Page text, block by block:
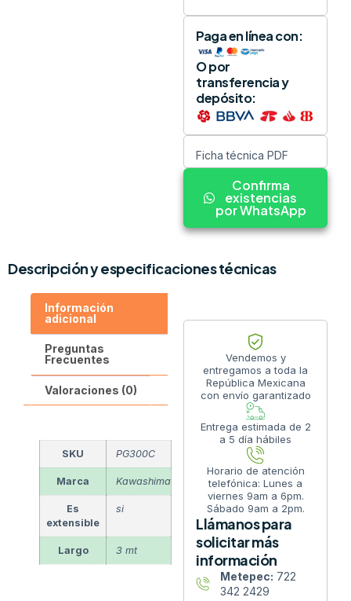
Paga en línea con:
O por
transferencia y
depósito:
Ficha técnica PDF
Confirma
existencias
por WhatsApp
Descripción y especificaciones técnicas
Información
adicional
Preguntas
Frecuentes
Valoraciones (0)
SKU PG300C
Marca Kawashima
Es
extensible
si
Largo 3 mt
Vendemos y
entregamos a toda la
República Mexicana
con envío garantizado
Entrega estimada de 2
a 5 día hábiles
Horario de atención
telefónica: Lunes a
viernes 9am a 6pm.
Sábado 9am a 2pm.
Llámanos para
solicitar más
información
Metepec: 722
342 2429